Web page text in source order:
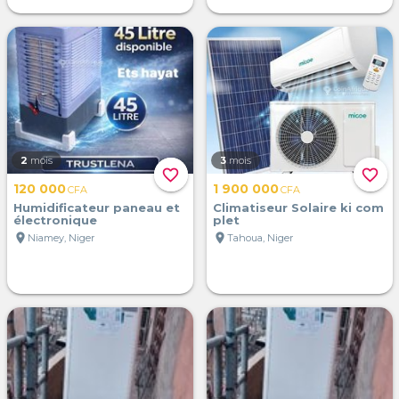
favorite_border
2 mois
120 000CFA
Humidificateur paneau et
électronique
location_on Niamey, Niger
favorite_border
3 mois
1 900 000CFA
Climatiseur Solaire ki com
plet
location_on Tahoua, Niger